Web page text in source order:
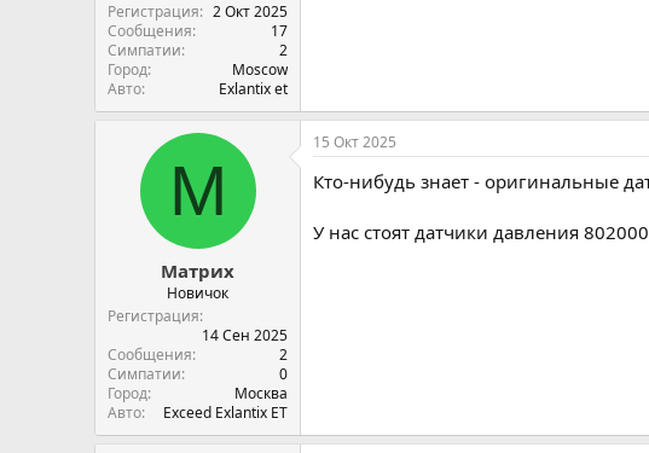
Регистрация
2 Окт 2025
Сообщения
17
Симпатии
2
Город
Moscow
Авто
Exlantix et
М
Матрих
Новичок
Регистрация
14 Сен 2025
Сообщения
2
Симпатии
0
Город
Москва
Авто
Exceed Exlantix ET
15 Окт 2025
Кто-нибудь знает - оригинальные
У нас стоят датчики давления